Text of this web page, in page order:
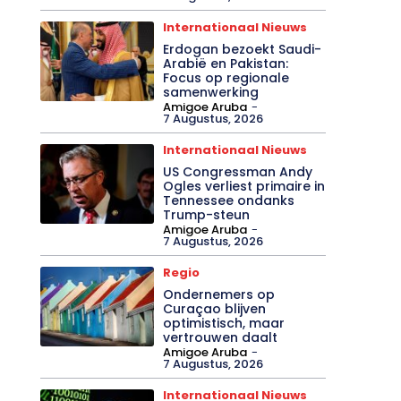
Internationaal Nieuws
Erdogan bezoekt Saudi-
Arabië en Pakistan:
Focus op regionale
samenwerking
Amigoe Aruba -
7 Augustus, 2026
Internationaal Nieuws
US Congressman Andy
Ogles verliest primaire in
Tennessee ondanks
Trump-steun
Amigoe Aruba -
7 Augustus, 2026
Regio
Ondernemers op
Curaçao blijven
optimistisch, maar
vertrouwen daalt
Amigoe Aruba -
7 Augustus, 2026
Internationaal Nieuws